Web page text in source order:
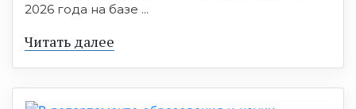
2026 года на базе ...
Читать далее